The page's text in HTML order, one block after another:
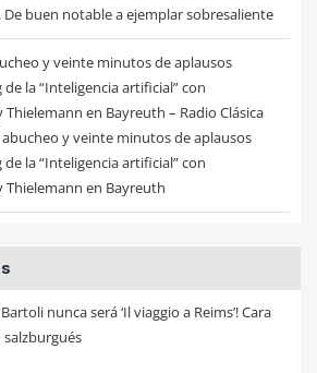
buen notable a ejemplar sobresaliente
y veinte minutos de aplausos
la “Inteligencia artificial” con
en Bayreuth – Radio Clásica
y veinte minutos de aplausos
la “Inteligencia artificial” con
en Bayreuth
Bartoli nunca será ‘Il viaggio a Reims’! Cara